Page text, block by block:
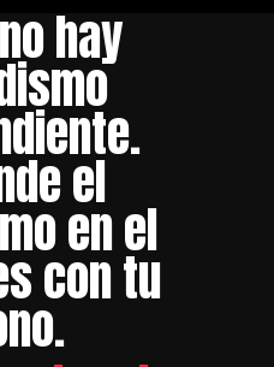
hay
el
en el
con tu